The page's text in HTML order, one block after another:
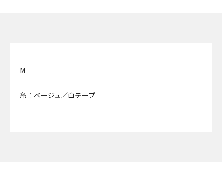
M
糸：ベージュ／白テープ